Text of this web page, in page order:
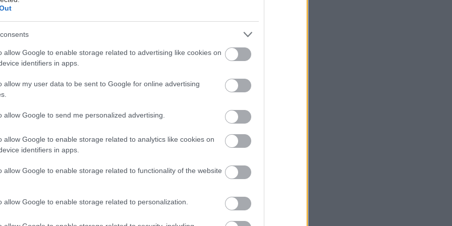
allow Google to enable storage related to advertising like cookies on
identifiers in apps.
allow my user data to be sent to Google for online advertising
allow Google to send me personalized advertising.
allow Google to enable storage related to analytics like cookies on
identifiers in apps.
allow Google to enable storage related to functionality of the website
allow Google to enable storage related to personalization.
την άνεση του σπιτιού ή του γραφείου και μέσα απόαυτό το σάιτ
μοντέλου της ιαπωνικής μάρκας μπορεί πλέον να
γνήσια ανταλλακτικά και αξεσουάρ, με την υποστήριξη,
και εγγύηση της Nissan – Νικ. Ι. Θεοχαράκης Α.Ε.
Ι. Θεοχαράκης Α.Ε πρωτοπορεί για μια ακόμα φορά στην ελληνική
προσφέροντας τη δυνατότητα σε πελάτες λιανικής να
(online), γνήσια ανταλλακτικά και αξεσουάρ για το
Nissan - Νικ. Ι. Θεοχαράκης Α.Ε., παρέχει τώρα τη δυνατότητα να
και με απόλυτη ασφάλεια, γνήσια Ανταλλακτικά και
Δεν ψάχνετε στα τυφλά, αλλά η παραγγελία σας
από αυτούς που γνωρίζουν το Nissan σας, καλύτερα από